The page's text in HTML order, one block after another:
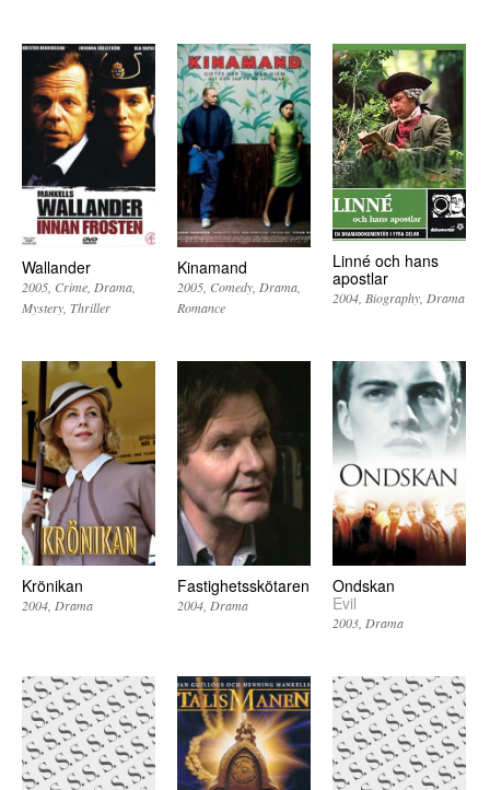
Wallander
2005 Crime Drama
Mystery Thriller
Kinamand
2005 Comedy Drama
Romance
Linné och hans
apostlar
2004 Biography Drama
Krönikan
2004 Drama
Fastighetsskötaren
2004 Drama
Ondskan
Evil
2003 Drama